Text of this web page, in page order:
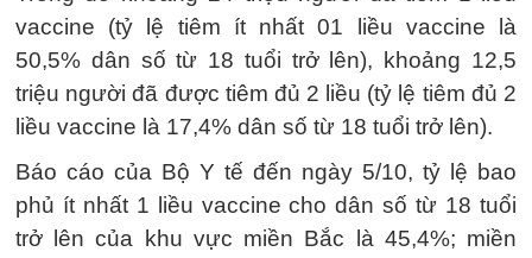
vaccine (tỷ lệ tiêm ít nhất 01 liều vaccine là
50,5% dân số từ 18 tuổi trở lên), khoảng 12,5
triệu người đã được tiêm đủ 2 liều (tỷ lệ tiêm đủ 2
liều vaccine là 17,4% dân số từ 18 tuổi trở lên).
Báo cáo của Bộ Y tế đến ngày 5/10, tỷ lệ bao
phủ ít nhất 1 liều vaccine cho dân số từ 18 tuổi
trở lên của khu vực miền Bắc là 45,4%; miền